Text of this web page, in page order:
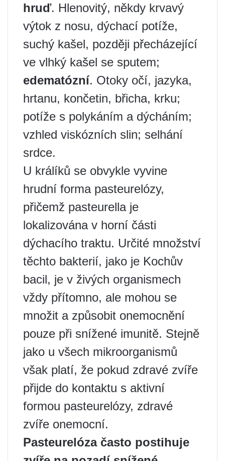
hruď. Hlenovitý, někdy krvavý
výtok z nosu, dýchací potíže,
suchý kašel, později přecházející
ve vlhký kašel se sputem;
edematózní. Otoky očí, jazyka,
hrtanu, končetin, břicha, krku;
potíže s polykáním a dýcháním;
vzhled viskózních slin; selhání
srdce.
U králíků se obvykle vyvine
hrudní forma pasteurelózy,
přičemž pasteurella je
lokalizována v horní části
dýchacího traktu. Určité množství
těchto bakterií, jako je Kochův
bacil, je v živých organismech
vždy přítomno, ale mohou se
množit a způsobit onemocnění
pouze při snížené imunitě. Stejně
jako u všech mikroorganismů
však platí, že pokud zdravé zvíře
přijde do kontaktu s aktivní
formou pasteurelózy, zdravé
zvíře onemocní.
Pasteurelóza často postihuje